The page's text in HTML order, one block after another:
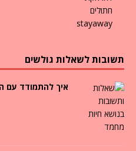
תשובות לשאלות גולשים
איך להתמודד עם